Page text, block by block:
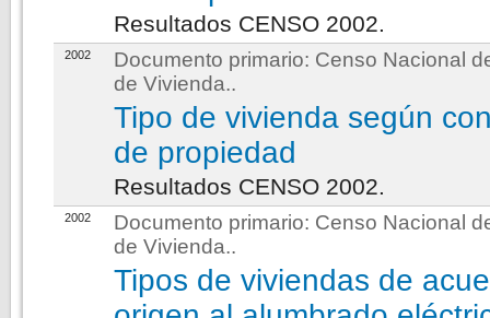
Resultados CENSO 2002.
2002 Documento primario: Censo Nacional
de Vivienda..
Tipo de vivienda según
de propiedad
Resultados CENSO 2002.
2002 Documento primario: Censo Nacional
de Vivienda..
Tipos de viviendas de